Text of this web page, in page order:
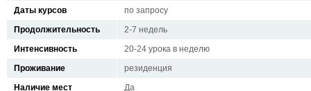
Даты курсов
по запросу
Продолжительность
2-7 недель
Интенсивность
20-24 урока в неделю
Проживание
резиденция
Наличие мест
Да